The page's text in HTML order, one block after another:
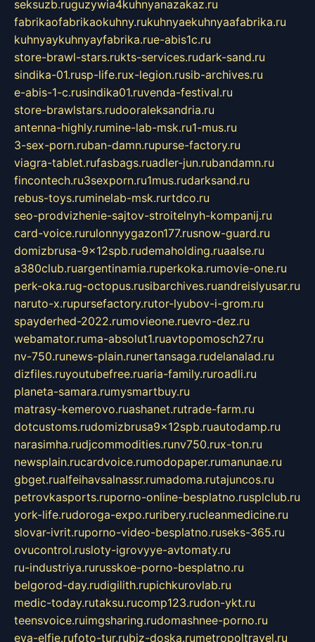
seksuzb.ruguzywia4kuhnyanazakaz.ru
fabrikaofabrikaokuhny.rukuhnyaekuhnyaafabrika.ru
kuhnyaykuhnyayfabrika.rue-abis1c.ru
store-brawl-stars.rukts-services.rudark-sand.ru
sindika-01.rusp-life.rux-legion.rusib-archives.ru
e-abis-1-c.rusindika01.ruvenda-festival.ru
store-brawlstars.rudooraleksandria.ru
antenna-highly.rumine-lab-msk.ru1-mus.ru
3-sex-porn.ruban-damn.rupurse-factory.ru
viagra-tablet.rufasbags.ruadler-jun.rubandamn.ru
fincontech.ru3sexporn.ru1mus.rudarksand.ru
rebus-toys.ruminelab-msk.rurtdco.ru
seo-prodvizhenie-sajtov-stroitelnyh-kompanij.ru
card-voice.rurulonnyygazon177.rusnow-guard.ru
domizbrusa-9x12spb.rudemaholding.ruaalse.ru
a380club.ruargentinamia.ruperkoka.rumovie-one.ru
perk-oka.rug-octopus.rusibarchives.ruandreislyusar.ru
naruto-x.rupursefactory.rutor-lyubov-i-grom.ru
spayderhed-2022.rumovieone.ruevro-dez.ru
webamator.ruma-absolut1.ruavtopomosch27.ru
nv-750.runews-plain.runertansaga.rudelanalad.ru
dizfiles.ruyoutubefree.ruaria-family.ruroadli.ru
planeta-samara.rumysmartbuy.ru
matrasy-kemerovo.ruashanet.rutrade-farm.ru
dotcustoms.rudomizbrusa9x12spb.ruautodamp.ru
narasimha.rudjcommodities.runv750.rux-ton.ru
newsplain.rucardvoice.rumodopaper.rumanunae.ru
gbget.rualfeihavsalnassr.rumadoma.rutajuncos.ru
petrovkasports.ruporno-online-besplatno.rusplclub.ru
york-life.rudoroga-expo.ruribery.rucleanmedicine.ru
slovar-ivrit.ruporno-video-besplatno.ruseks-365.ru
ovucontrol.rusloty-igrovyye-avtomaty.ru
ru-industriya.rurusskoe-porno-besplatno.ru
belgorod-day.rudigilith.rupichkurovlab.ru
medic-today.rutaksu.rucomp123.rudon-ykt.ru
teensvoice.ruimgsharing.rudomashnee-porno.ru
eva-elfie.rufoto-tur.rubiz-doska.rumetropoltravel.ru